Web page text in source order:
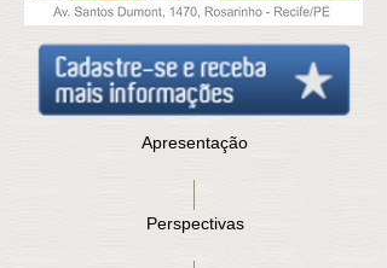
Apresentação
Perspectivas